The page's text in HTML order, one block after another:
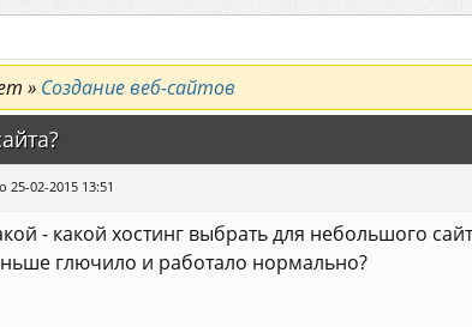
» Создание веб-сайтов
02-2015 13:51
- какой хостинг выбрать для небольшого
глючило и работало нормально?